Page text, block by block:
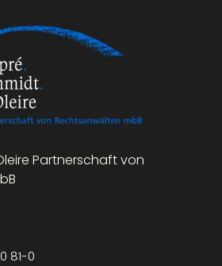
Partnerschaft von
81-0